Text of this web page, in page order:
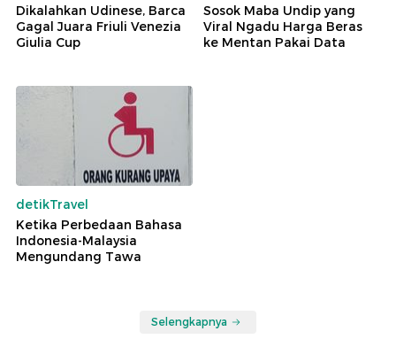
Dikalahkan Udinese, Barca
Gagal Juara Friuli Venezia
Giulia Cup
Sosok Maba Undip yang
Viral Ngadu Harga Beras
ke Mentan Pakai Data
detikTravel
Ketika Perbedaan Bahasa
Indonesia-Malaysia
Mengundang Tawa
Selengkapnya